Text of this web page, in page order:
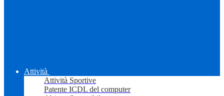
Attività
Attività Sportive
Patente ICDL del computer